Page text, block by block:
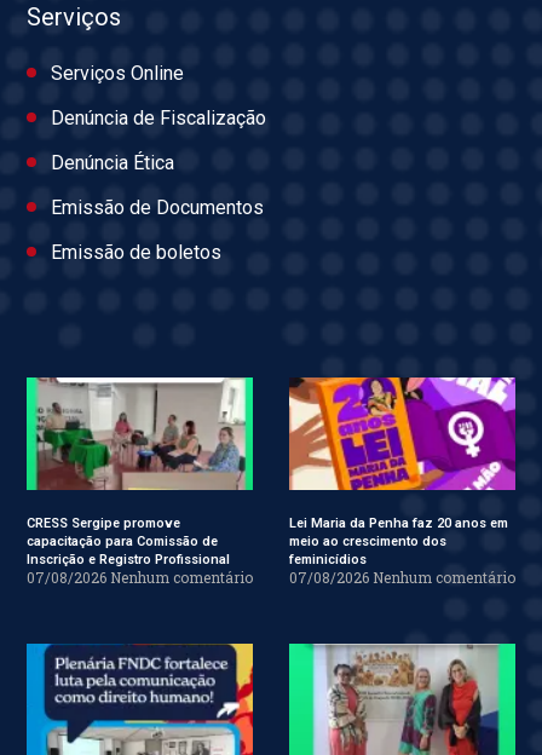
Serviços
Serviços Online
Denúncia de Fiscalização
Denúncia Ética
Emissão de Documentos
Emissão de boletos
CRESS Sergipe promove
capacitação para Comissão de
Inscrição e Registro Profissional
07/08/2026 Nenhum comentário
Lei Maria da Penha faz 20 anos em
meio ao crescimento dos
feminicídios
07/08/2026 Nenhum comentário